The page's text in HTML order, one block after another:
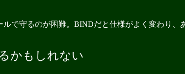
で守るのが困難。BINDだと仕様がよく変わり、
かもしれない